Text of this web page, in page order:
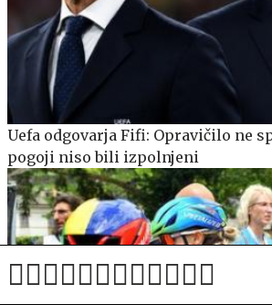
Uefa odgovarja Fifi: Opravičilo ne
pogoji niso bili izpolnjeni